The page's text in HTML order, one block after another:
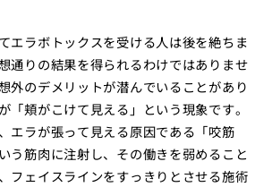
エラボトックスを受ける人は後を絶ちま
通りの結果を得られるわけではありませ
外のデメリットが潜んでいることがあり
「頬がこけて見える」という現象です。
エラが張って見える原因である「咬筋
う筋肉に注射し、その働きを弱めること
フェイスラインをすっきりとさせる施術